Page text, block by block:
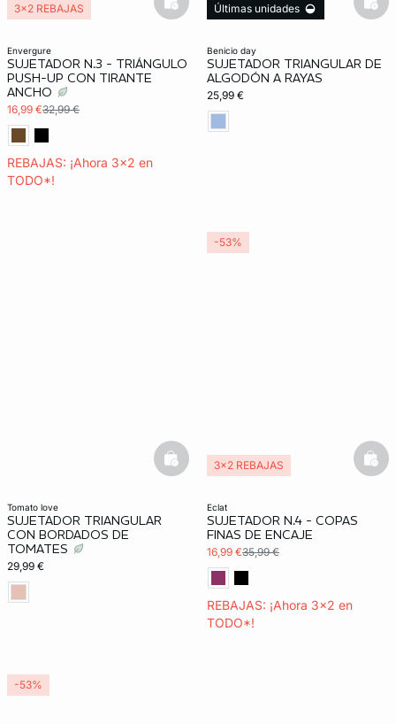
envergure
SUJETADOR N.3 - TRIÁNGULO
PUSH-UP CON TIRANTE
ANCHO
16,99 €32,99 €
REBAJAS: ¡Ahora 3x2 en
TODO*!
3x2 REBAJAS basketfull
benicio day
SUJETADOR TRIANGULAR DE
ALGODÓN A RAYAS
25,99 €
Últimas unidades
tomato love
SUJETADOR TRIANGULAR
CON BORDADOS DE
TOMATES
29,99 €
basketfull
eclat
SUJETADOR N.4 - COPAS
FINAS DE ENCAJE
16,99 €35,99 €
REBAJAS: ¡Ahora 3x2 en
TODO*!
3x2 REBAJAS
-53%
-53%